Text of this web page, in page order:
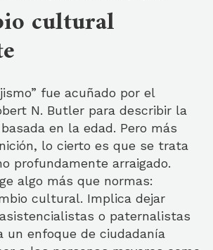
cultural
fue acuñado por el
N. Butler para describir la
en la edad. Pero más
lo cierto es que se trata
profundamente arraigado.
algo más que normas:
cultural. Implica dejar
o paternalistas
un enfoque de ciudadanía